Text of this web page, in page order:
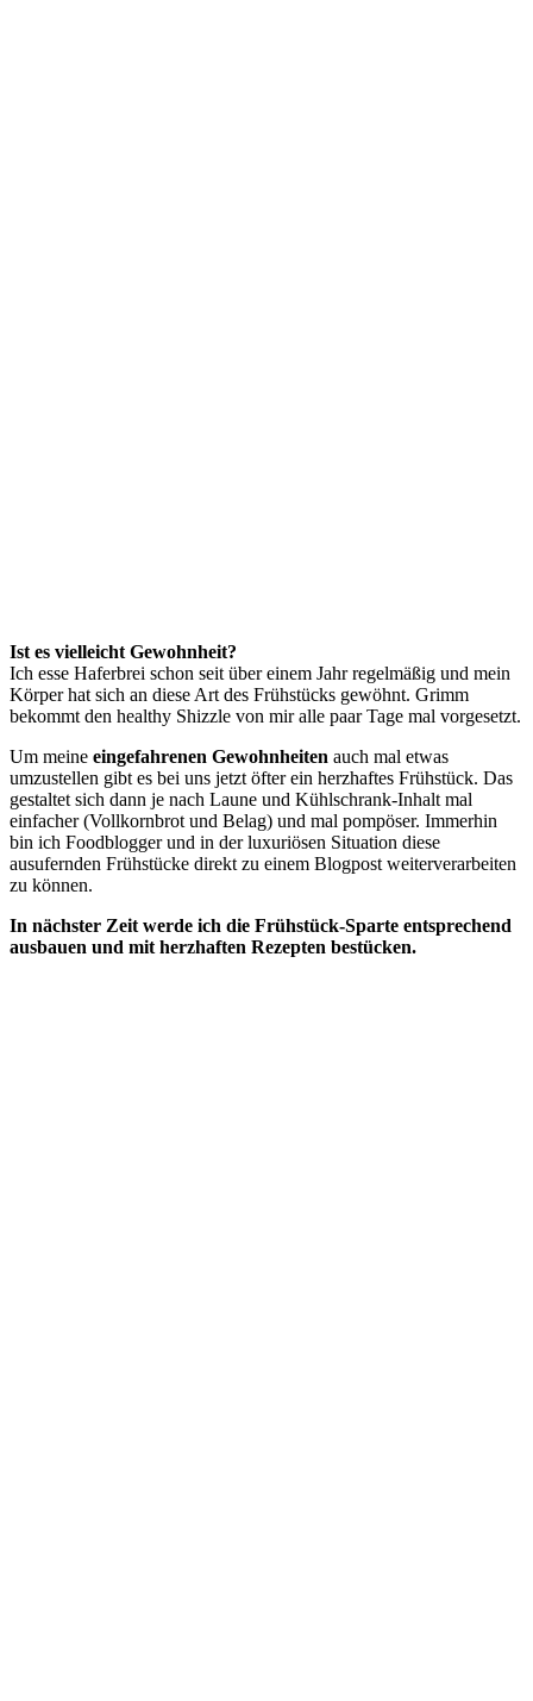
Ist es vielleicht Gewohnheit?
Ich esse Haferbrei schon seit über einem Jahr regelmäßig und mein
Körper hat sich an diese Art des Frühstücks gewöhnt. Grimm
bekommt den healthy Shizzle von mir alle paar Tage mal vorgesetzt.
Um meine eingefahrenen Gewohnheiten auch mal etwas
umzustellen gibt es bei uns jetzt öfter ein herzhaftes Frühstück. Das
gestaltet sich dann je nach Laune und Kühlschrank-Inhalt mal
einfacher (Vollkornbrot und Belag) und mal pompöser. Immerhin
bin ich Foodblogger und in der luxuriösen Situation diese
ausufernden Frühstücke direkt zu einem Blogpost weiterverarbeiten
zu können.
In nächster Zeit werde ich die Frühstück-Sparte entsprechend
ausbauen und mit herzhaften Rezepten bestücken.